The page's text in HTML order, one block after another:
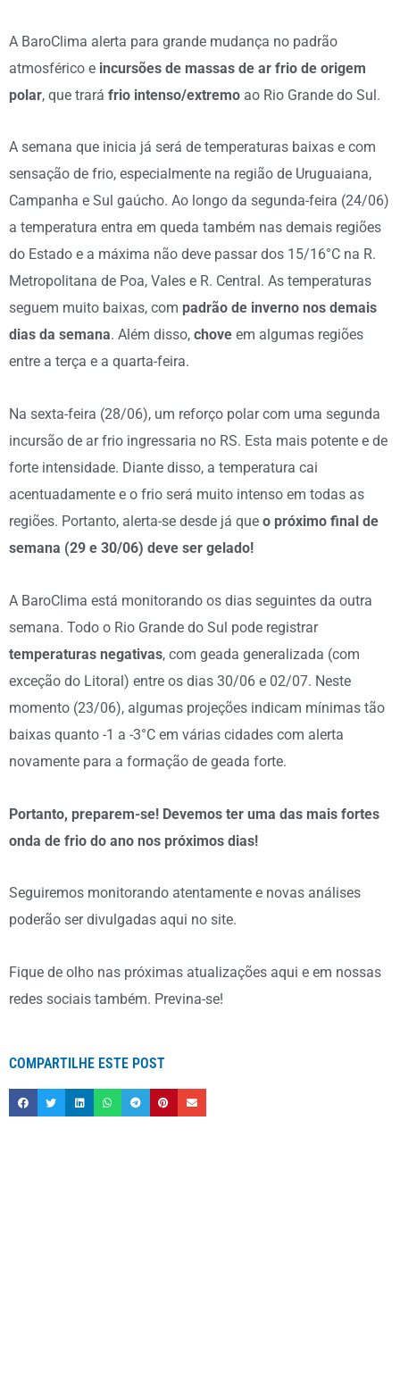
A BaroClima alerta para grande mudança no padrão
atmosférico e incursões de massas de ar frio de origem
polar, que trará frio intenso/extremo ao Rio Grande do Sul.
A semana que inicia já será de temperaturas baixas e com
sensação de frio, especialmente na região de Uruguaiana,
Campanha e Sul gaúcho. Ao longo da segunda-feira (24/06)
a temperatura entra em queda também nas demais regiões
do Estado e a máxima não deve passar dos 15/16°C na R.
Metropolitana de Poa, Vales e R. Central. As temperaturas
seguem muito baixas, com padrão de inverno nos demais
dias da semana. Além disso, chove em algumas regiões
entre a terça e a quarta-feira.
Na sexta-feira (28/06), um reforço polar com uma segunda
incursão de ar frio ingressaria no RS. Esta mais potente e de
forte intensidade. Diante disso, a temperatura cai
acentuadamente e o frio será muito intenso em todas as
regiões. Portanto, alerta-se desde já que o próximo final de
semana (29 e 30/06) deve ser gelado!
A BaroClima está monitorando os dias seguintes da outra
semana. Todo o Rio Grande do Sul pode registrar
temperaturas negativas, com geada generalizada (com
exceção do Litoral) entre os dias 30/06 e 02/07. Neste
momento (23/06), algumas projeções indicam mínimas tão
baixas quanto -1 a -3°C em várias cidades com alerta
novamente para a formação de geada forte.
Portanto, preparem-se! Devemos ter uma das mais fortes
onda de frio do ano nos próximos dias!
Seguiremos monitorando atentamente e novas análises
poderão ser divulgadas aqui no site.
Fique de olho nas próximas atualizações aqui e em nossas
redes sociais também. Previna-se!
COMPARTILHE ESTE POST